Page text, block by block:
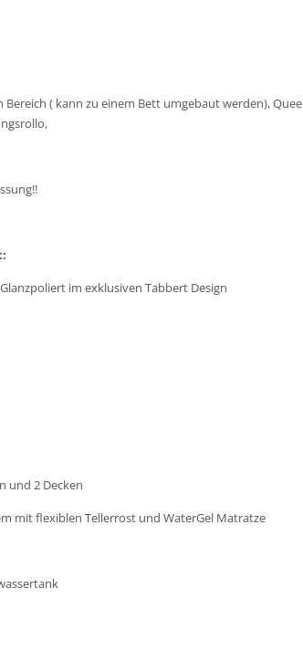
( kann zu einem Bett umgebaut werden),
im exklusiven Tabbert Design
und 2 Decken
mit flexiblen Tellerrost und WaterGel Matratze